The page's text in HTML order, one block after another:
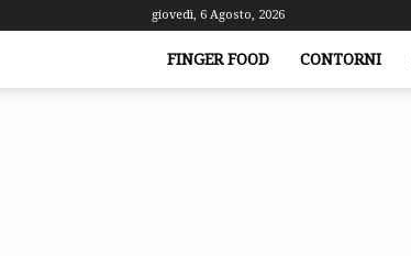
giovedì, 6 Agosto, 2026
FINGER FOOD CONTORNI